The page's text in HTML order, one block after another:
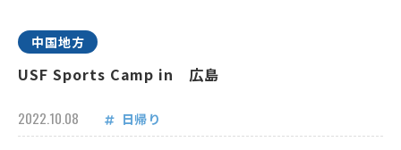
中国地方
USF Sports Camp in 広島
2022.10.08 日帰り